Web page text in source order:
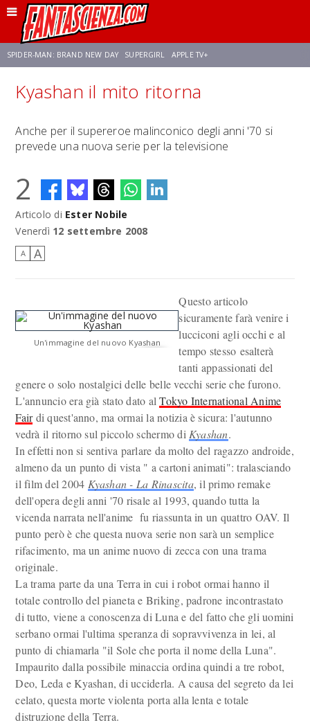
SPIDER-MAN: BRAND NEW DAY SUPERGIRL APPLE TV+
FRANCO RICCIARDIELLO ZENDAYA STAR TREK AVENGERS: DOOMSDAY
NETFLIX SADIE SINK STAR TREK: STRANGE NEW WORLDS
Kyashan il mito ritorna
Anche per il supereroe malinconico degli anni '70 si
prevede una nuova serie per la televisione
2
Articolo di Ester Nobile
Venerdì 12 settembre 2008
A A
Un'immagine del nuovo Kyashan
Questo articolo
sicuramente farà venire i
lucciconi agli occhi e al
tempo stesso esalterà
tanti appassionati del
genere o solo nostalgici delle belle vecchi serie che furono.
L'annuncio era già stato dato alTokyo International Anime
Fairdi quest'anno, ma ormai la notizia è sicura: l'autunno
vedrà il ritorno sul piccolo schermo di Kyashan.
In effetti non si sentiva parlare da molto del ragazzo androide,
almeno da un punto di vista " a cartoni animati": tralasciando
il film del 2004 Kyashan - La Rinascita, il primo remake
dell'opera degli anni '70 risale al 1993, quando tutta la
vicenda narrata nell'anime fu riassunta in un quattro OAV. Il
punto però è che questa nuova serie non sarà un semplice
rifacimento, ma un anime nuovo di zecca con una trama
originale.
La trama parte da una Terra in cui i robot ormai hanno il
totale controllo del pianeta e Briking, padrone incontrastato
di tutto, viene a conoscenza di Luna e del fatto che gli uomini
serbano ormai l'ultima speranza di sopravvivenza in lei, al
punto di chiamarla "il Sole che porta il nome della Luna".
Impaurito dalla possibile minaccia ordina quindi a tre robot,
Deo, Leda e Kyashan, di ucciderla. A causa del segreto da lei
celato, questa morte violenta porta alla lenta e totale
distruzione della Terra.